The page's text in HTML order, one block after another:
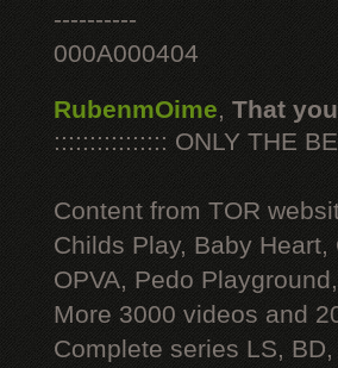
----------
000A000404
RubenmOime, That
:::::::::::::::: ONLY THE
Content from TOR
Childs Play, Baby
OPVA, Pedo
More 3000 videos and
Complete series LS,